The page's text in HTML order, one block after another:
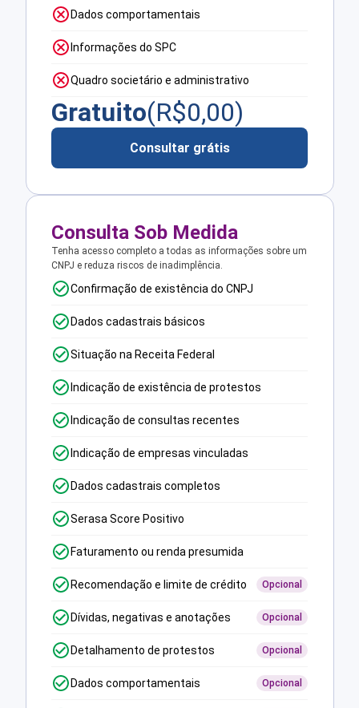
Dados comportamentais
Informações do SPC
Quadro societário e administrativo
Gratuito(R$0,00)
Consultar grátis
Consulta Sob Medida
Tenha acesso completo a todas as informações sobre um
CNPJ e reduza riscos de inadimplência.
Confirmação de existência do CNPJ
Dados cadastrais básicos
Situação na Receita Federal
Indicação de existência de protestos
Indicação de consultas recentes
Indicação de empresas vinculadas
Dados cadastrais completos
Serasa Score Positivo
Faturamento ou renda presumida
Recomendação e limite de crédito Opcional
Dívidas, negativas e anotações Opcional
Detalhamento de protestos Opcional
Dados comportamentais Opcional